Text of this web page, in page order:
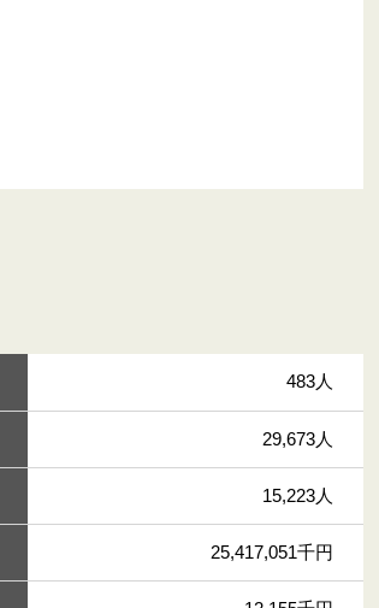
483人
29,673人
15,223人
25,417,051千円